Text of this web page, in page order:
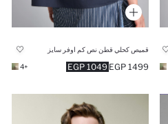
قميص كحلي قطن نص كم اوفر سايز
1049 EGP 1499 EGP
+4